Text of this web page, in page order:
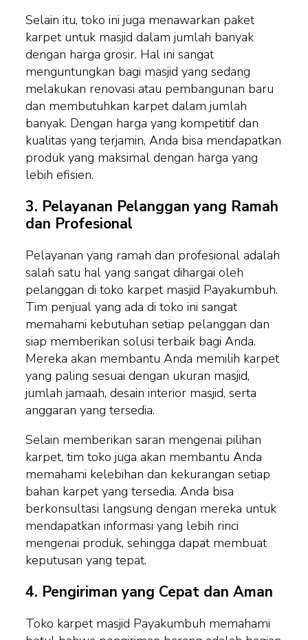
Selain itu, toko ini juga menawarkan paket
karpet untuk masjid dalam jumlah banyak
dengan harga grosir. Hal ini sangat
menguntungkan bagi masjid yang sedang
melakukan renovasi atau pembangunan baru
dan membutuhkan karpet dalam jumlah
banyak. Dengan harga yang kompetitif dan
kualitas yang terjamin, Anda bisa mendapatkan
produk yang maksimal dengan harga yang
lebih efisien.
3. Pelayanan Pelanggan yang Ramah
dan Profesional
Pelayanan yang ramah dan profesional adalah
salah satu hal yang sangat dihargai oleh
pelanggan di toko karpet masjid Payakumbuh.
Tim penjual yang ada di toko ini sangat
memahami kebutuhan setiap pelanggan dan
siap memberikan solusi terbaik bagi Anda.
Mereka akan membantu Anda memilih karpet
yang paling sesuai dengan ukuran masjid,
jumlah jamaah, desain interior masjid, serta
anggaran yang tersedia.
Selain memberikan saran mengenai pilihan
karpet, tim toko juga akan membantu Anda
memahami kelebihan dan kekurangan setiap
bahan karpet yang tersedia. Anda bisa
berkonsultasi langsung dengan mereka untuk
mendapatkan informasi yang lebih rinci
mengenai produk, sehingga dapat membuat
keputusan yang tepat.
4. Pengiriman yang Cepat dan Aman
Toko karpet masjid Payakumbuh memahami